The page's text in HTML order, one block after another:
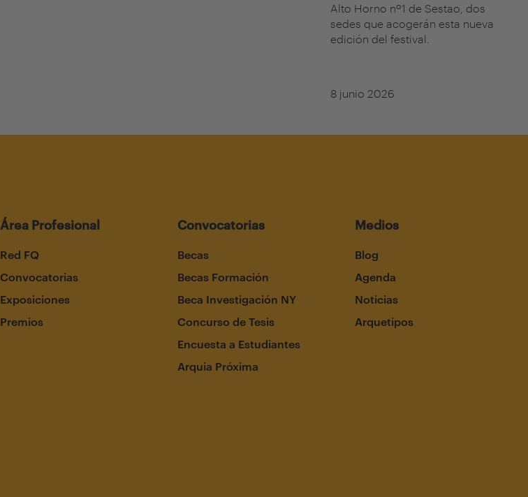
Alto Horno nº1 de Sestao, dos
sedes que acogerán esta nueva
edición del festival.
8 junio 2026
Área Profesional
Red FQ
Convocatorias
Exposiciones
Premios
Convocatorias
Becas
Becas Formación
Beca Investigación NY
Concurso de Tesis
Encuesta a Estudiantes
Arquia Próxima
Medios
Blog
Agenda
Noticias
Arquetipos